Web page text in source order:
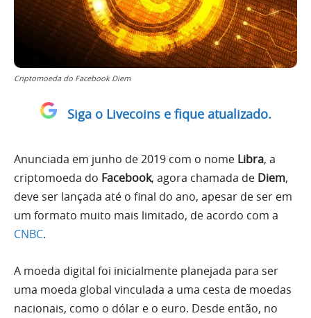
Criptomoeda do Facebook Diem
Siga o Livecoins e fique atualizado.
Anunciada em junho de 2019 com o nome Libra, a
criptomoeda do Facebook, agora chamada de Diem,
deve ser lançada até o final do ano, apesar de ser em
um formato muito mais limitado, de acordo com a
CNBC.
A moeda digital foi inicialmente planejada para ser
uma moeda global vinculada a uma cesta de moedas
nacionais, como o dólar e o euro. Desde então, no